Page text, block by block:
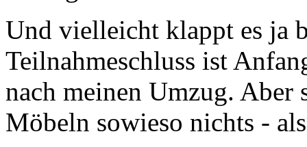
Und vielleicht klappt es ja
Teilnahmeschluss ist
nach meinen Umzug. Aber
Möbeln sowieso nichts -